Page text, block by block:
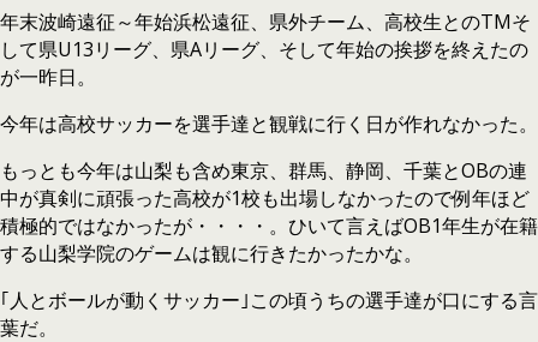
年末波崎遠征～年始浜松遠征、県外チーム、高校生とのTMそ
して県U13リーグ、県Aリーグ、そして年始の挨拶を終えたの
が一昨日。
今年は高校サッカーを選手達と観戦に行く日が作れなかった。
もっとも今年は山梨も含め東京、群馬、静岡、千葉とOBの連
中が真剣に頑張った高校が1校も出場しなかったので例年ほど
積極的ではなかったが・・・・。ひいて言えばOB1年生が在籍
する山梨学院のゲームは観に行きたかったかな。
｢人とボールが動くサッカー｣この頃うちの選手達が口にする言
葉だ。